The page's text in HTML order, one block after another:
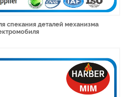
спекания деталей механизма